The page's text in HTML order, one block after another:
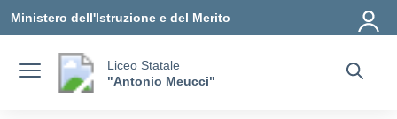
Ministero dell'Istruzione e del Merito
Liceo Statale
"Antonio Meucci"